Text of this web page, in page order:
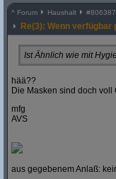
^ Forum Haushalt #
Re(3): Wenn
Ist Ähnlich wie mit
hää??
Die Masken sind doch voll
mfg
AVS
aus gegebenem Anlaß: